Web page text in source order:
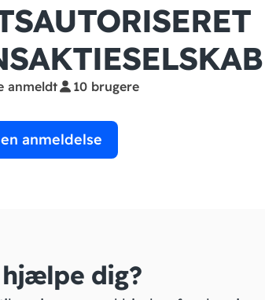
anmeldt 10 brugere
anmeldelse
dig?